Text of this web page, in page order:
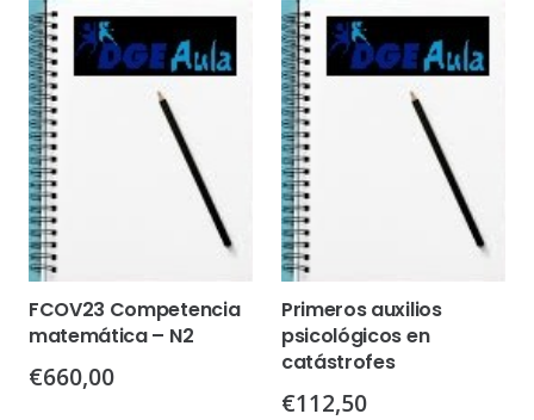
FCOV23 Competencia
matemática – N2
€660,00
Primeros auxilios
psicológicos en
catástrofes
€112,50